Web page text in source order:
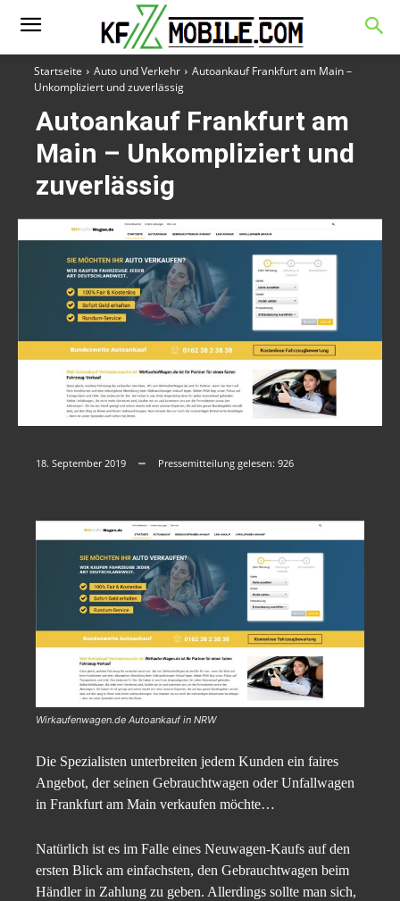
Startseite Auto und Verkehr
Autoankauf Frankfurt am Main –
Unkompliziert und zuverlässig
Autoankauf Frankfurt am
Main – Unkompliziert und
zuverlässig
18. September 2019 Pressemitteilung gelesen: 926
Wirkaufenwagen.de Autoankauf in NRW
Die Spezialisten unterbreiten jedem Kunden ein faires
Angebot, der seinen Gebrauchtwagen oder Unfallwagen
in Frankfurt am Main verkaufen möchte…
Natürlich ist es im Falle eines Neuwagen-Kaufs auf den
ersten Blick am einfachsten, den Gebrauchtwagen beim
Händler in Zahlung zu geben. Allerdings sollte man sich,